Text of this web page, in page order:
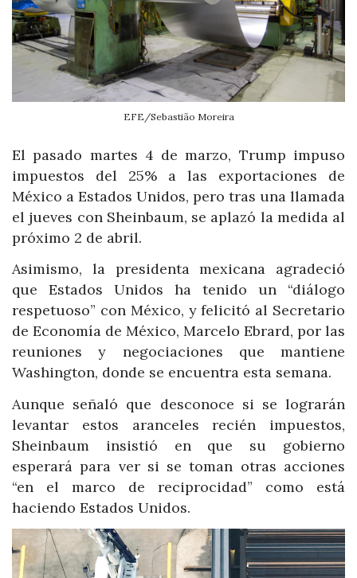
EFE/Sebastião Moreira
El pasado martes 4 de marzo, Trump impuso
impuestos del 25% a las exportaciones de
México a Estados Unidos, pero tras una llamada
el jueves con Sheinbaum, se aplazó la medida al
próximo 2 de abril.
Asimismo, la presidenta mexicana agradeció
que Estados Unidos ha tenido un “diálogo
respetuoso” con México, y felicitó al Secretario
de Economía de México, Marcelo Ebrard, por las
reuniones y negociaciones que mantiene
Washington, donde se encuentra esta semana.
Aunque señaló que desconoce si se lograrán
levantar estos aranceles recién impuestos,
Sheinbaum insistió en que su gobierno
esperará para ver si se toman otras acciones
“en el marco de reciprocidad” como está
haciendo Estados Unidos.